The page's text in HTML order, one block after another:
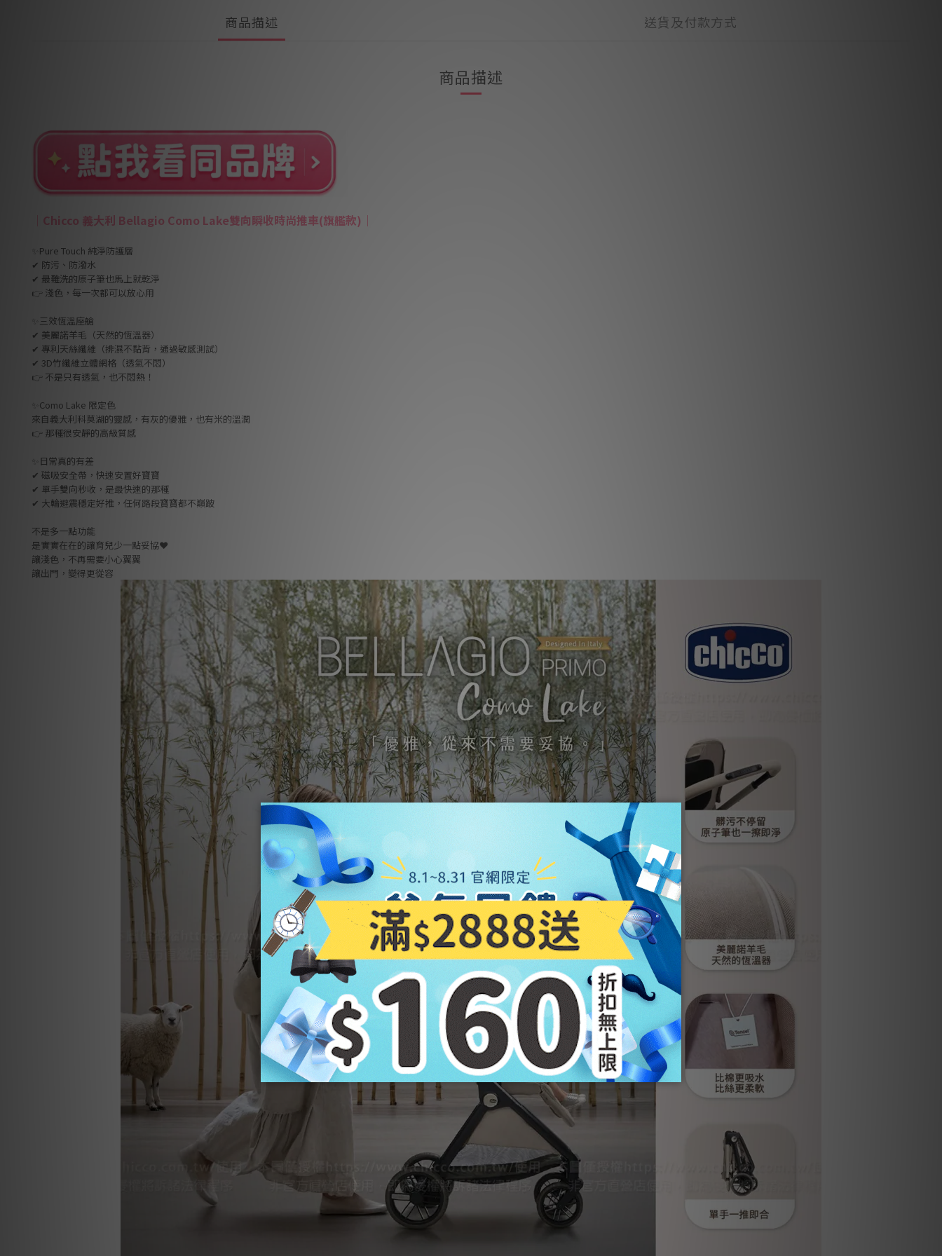
商品描述 送貨及付款方式
商品描述
Chicco 義大利 Bellagio Como Lake雙向瞬收時尚推車(旗艦款) ｜
✨Pure Touch 純淨防護層
✔ 防污、防潑水
✔ 最難洗的原子筆也馬上就乾淨
👉 淺色，每一次都可以放心用
✨三效恆溫座艙
✔ 美麗諾羊毛（天然的恆溫器）
✔ 專利天絲纖維（排濕不黏背，通過敏感測試）
✔ 3D竹纖維立體網格（透氣不悶）
👉 不是只有透氣，也不悶熱！
✨Como Lake 限定色
來自義大利科莫湖的靈感，有灰的優雅，也有米的溫潤
👉 那種很安靜的高級質感
✨日常真的有差
✔ 磁吸安全帶，快速安置好寶寶
✔ 單手雙向秒收，是最快速的那種
✔ 大輪避震穩定好推，任何路段寶寶都不巔跛
不是多一點功能
是實實在在的讓育兒少一點妥協❤️
讓淺色，不再需要小心翼翼
讓出門，變得更從容